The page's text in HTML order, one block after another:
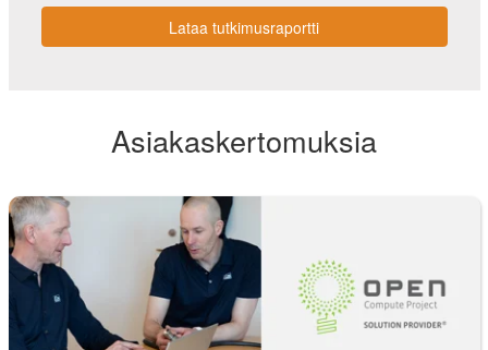
Lataa tutkimusraportti
Asiakaskertomuksia